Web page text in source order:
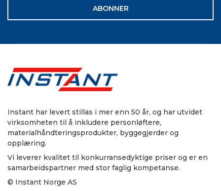
ABONNER
Instant har levert stillas i mer enn 50 år, og har utvidet
virksomheten til å inkludere personløftere,
materialhåndteringsprodukter, byggegjerder og
opplæring.
Vi leverer kvalitet til konkurransedyktige priser og er en
samarbeidspartner med stor faglig kompetanse.
© Instant Norge AS